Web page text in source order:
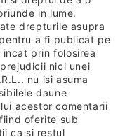
in lume.
drepturile asupra
a fi publicat pe
prin folosirea
nici unei
nu isi asuma
daune
acestor comentarii
oferite sub
ca si restul